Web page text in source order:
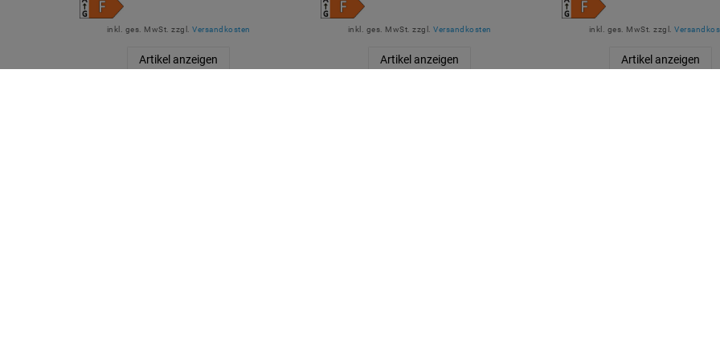
inkl. ges. MwSt. zzgl. Versandkosten
Artikel anzeigen
inkl. ges. MwSt. zzgl. Versandkosten
Artikel anzeigen
inkl. ges. MwSt. zzgl.
Artikel anzeigen